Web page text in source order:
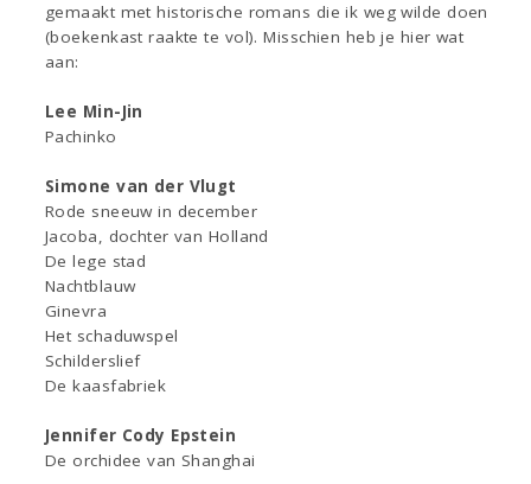
gemaakt met historische romans die ik weg wilde doen
(boekenkast raakte te vol). Misschien heb je hier wat
aan:
Lee Min-Jin
Pachinko
Simone van der Vlugt
Rode sneeuw in december
Jacoba, dochter van Holland
De lege stad
Nachtblauw
Ginevra
Het schaduwspel
Schilderslief
De kaasfabriek
Jennifer Cody Epstein
De orchidee van Shanghai